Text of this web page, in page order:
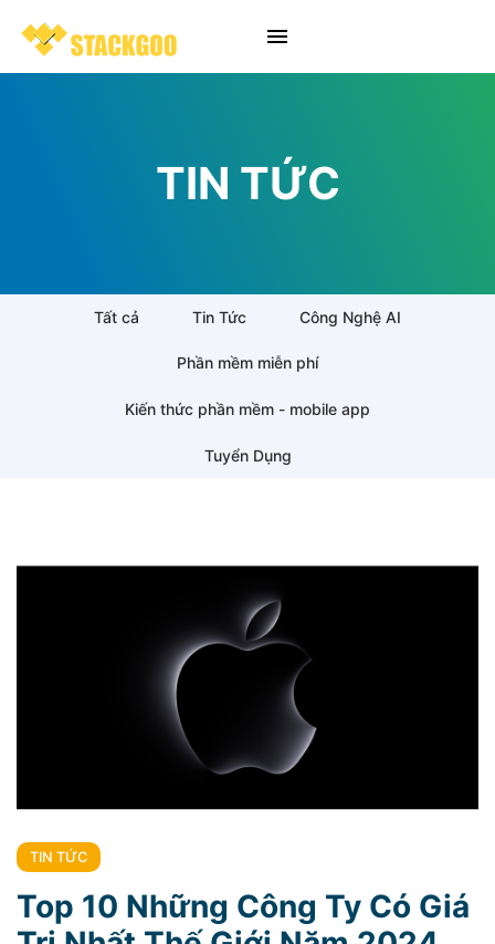
TIN TỨC
Tất cả Tin Tức Công Nghệ AI
Phần mềm miễn phí
Kiến thức phần mềm - mobile app
Tuyển Dụng
TIN TỨC
Top 10 Những Công Ty Có Giá